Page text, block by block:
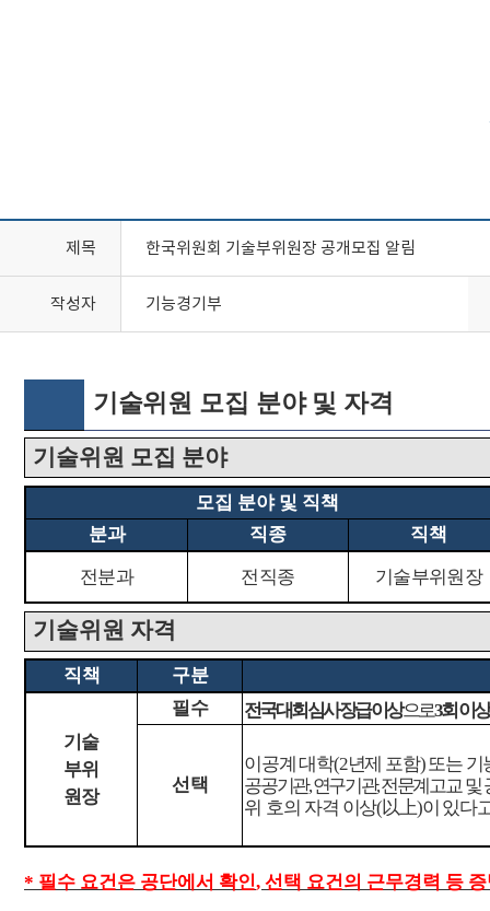
제목 한국위원회 기술부위원장 공개모집 알림
작성자 기능경기부
기술위원 모집 분야 및 자격
기술위원 모집 분야
모집 분야 및 직책
분과
직종 직책
전분과 전직종 기술부위원장
기술위원 자격
직책 구분
기술
부위
원장
필수 전국대회심사장급 이상으로3회 이상
선택
이공계 대학(2년제 포함) 또는 기
공공기관,연구기관,전문계고교 및
위 호의 자격 이상(以上)이 있다
* 필수 요건은 공단에서 확인, 선택 요건의 근무경력 등